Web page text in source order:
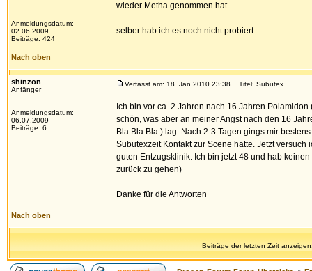
Anmeldungsdatum:
02.06.2009
Beiträge: 424
wieder Metha genommen hat.
selber hab ich es noch nicht probiert
Nach oben
shinzon
Anfänger
Anmeldungsdatum:
06.07.2009
Beiträge: 6
Verfasst am: 18. Jan 2010 23:38 Titel: Subutex
Ich bin vor ca. 2 Jahren nach 16 Jahren
schön, was aber an meiner Angst nach den 16
Bla Bla Bla ) lag. Nach 2-3 Tagen gings mir
Subutexzeit Kontakt zur Scene hatte. Jetzt
guten Entzugsklinik. Ich bin jetzt 48 und hab
zurück zu gehen)
Danke für die Antworten
Nach oben
Beiträge der letzten Zeit